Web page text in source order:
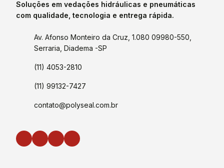
Soluções em vedações hidráulicas e pneumáticas
com qualidade, tecnologia e entrega rápida.
Av. Afonso Monteiro da Cruz, 1.080 09980-550,
Serraria, Diadema -SP
(11) 4053-2810
(11) 99132-7427
contato@polyseal.com.br